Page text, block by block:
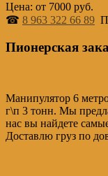
Цена: от 7000 руб.
☎ 8 963 322 66 89
Пионерская
Манипулятор 6
г\п 3 тонн. Мы
нас вы найдете
Доставлю груз по